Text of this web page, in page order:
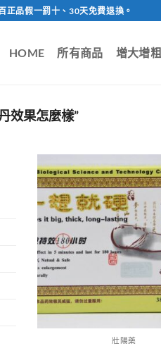
正品假一罰十、30天免費退換。
HOME 所有商品 增大增粗
效果怎麼樣”
壯陽藥